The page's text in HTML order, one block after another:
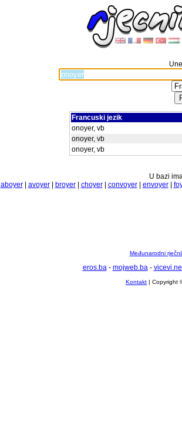
Francuski jezik
onoyer, vb
onoyer, vb
onoyer, vb
U bazi
aboyer| avoyer| broyer| choyer| convoyer| envoyer|
Međunarodni
eros.ba- mojweb.ba-
Kontakt | Copyright